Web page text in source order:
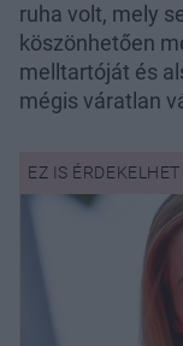
ruha volt, mely
köszönhetően
melltartóját és
mégis váratlan